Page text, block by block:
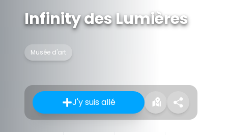
Infinity des Lumières
Musée d'art
J'y suis allé